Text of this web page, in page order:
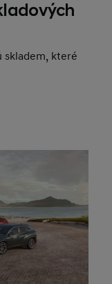
skladem, které